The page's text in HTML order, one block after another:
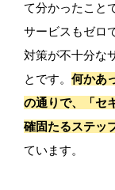
て分かったこと
サービスもゼロ
対策が不十分な
とです。 何かあ
の通りで、「セ
確固たるステッ
ています。